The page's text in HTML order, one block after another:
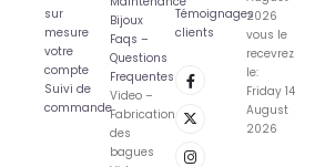
sur
mesure
votre
compte
Suivi de
commande
Bijoux
Faqs –
Questions
Frequentes
Video –
Fabrication
des
bagues
Témoignages
clients
2026
vous le
recevrez
le:
Friday 14
August
2026